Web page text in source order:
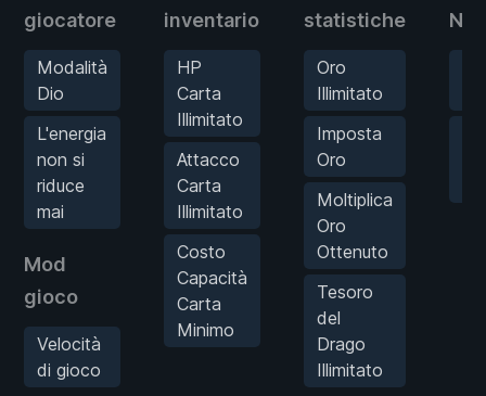
giocatore
Modalità
Dio
L'energia
non si
riduce
mai
Mod
gioco
Velocità
di gioco
inventario
HP
Carta
Illimitato
Attacco
Carta
Illimitato
Costo
Capacità
Carta
Minimo
statistiche
Oro
Illimitato
Imposta
Oro
Moltiplica
Oro
Ottenuto
Tesoro
del
Drago
Illimitato